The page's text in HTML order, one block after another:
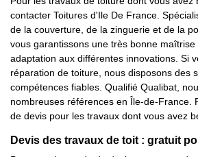
contacter Toitures d'Ile De France.
de la couverture, de la zinguerie et de la
vous garantissons une très bonne
adaptation aux différentes innovations. Si
réparation de toiture, nous disposons des
compétences fiables. Qualifié Qualibat,
nombreuses références en Île-de-France.
de devis pour les travaux dont vous avez
Devis des travaux de toit : gratuit